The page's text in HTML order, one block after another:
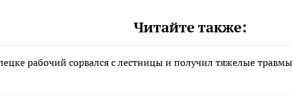
Читайте также:
рабочий сорвался с лестницы и получил тяжелые травмы